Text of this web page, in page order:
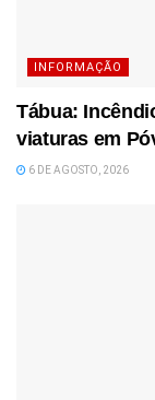
INFORMAÇÃO
Tábua:
viaturas em
6 DE AGOSTO, 2026